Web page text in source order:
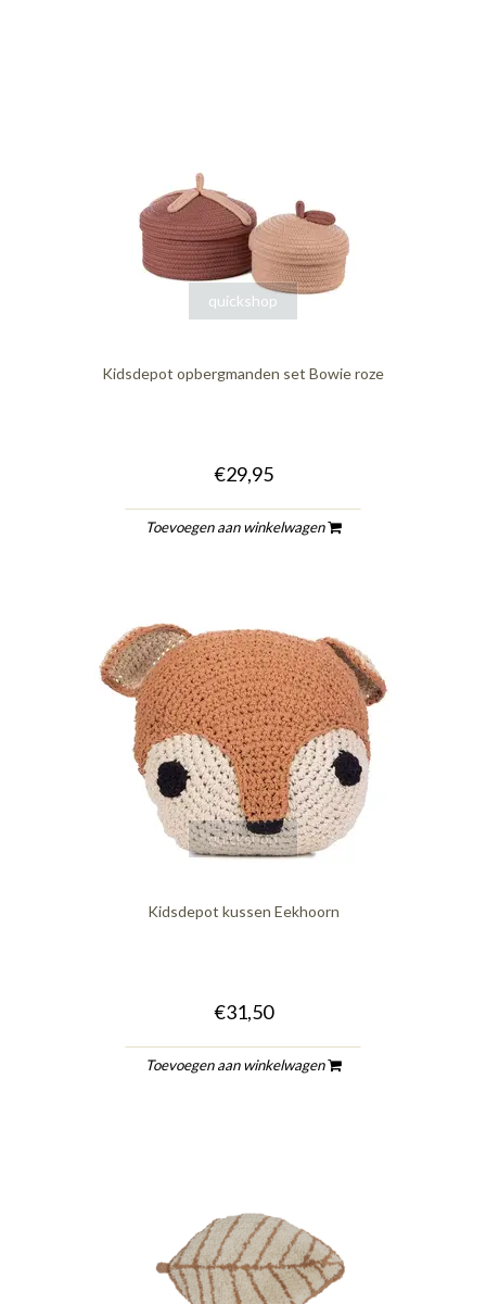
quickshop
Kidsdepot opbergmanden set Bowie roze
€29,95
Toevoegen aan winkelwagen
quickshop
Kidsdepot kussen Eekhoorn
€31,50
Toevoegen aan winkelwagen